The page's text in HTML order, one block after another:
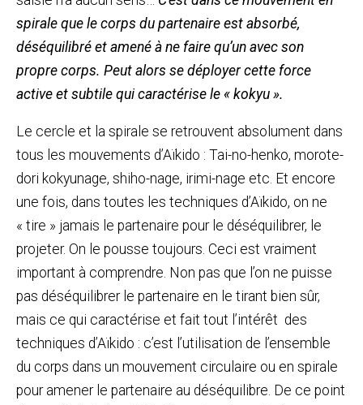
spirale que le corps du partenaire est absorbé,
déséquilibré et amené à ne faire qu’un avec son
propre corps. Peut alors se déployer cette force
active et subtile qui caractérise le « kokyu ».
Le cercle et la spirale se retrouvent absolument dans
tous les mouvements d’Aïkido : Tai-no-henko, morote-
dori kokyunage, shiho-nage, irimi-nage etc. Et encore
une fois, dans toutes les techniques d’Aïkido, on ne
« tire » jamais le partenaire pour le déséquilibrer, le
projeter. On le pousse toujours. Ceci est vraiment
important à comprendre. Non pas que l’on ne puisse
pas déséquilibrer le partenaire en le tirant bien sûr,
mais ce qui caractérise et fait tout l’intérêt des
techniques d’Aïkido : c’est l’utilisation de l’ensemble
du corps dans un mouvement circulaire ou en spirale
pour amener le partenaire au déséquilibre. De ce point